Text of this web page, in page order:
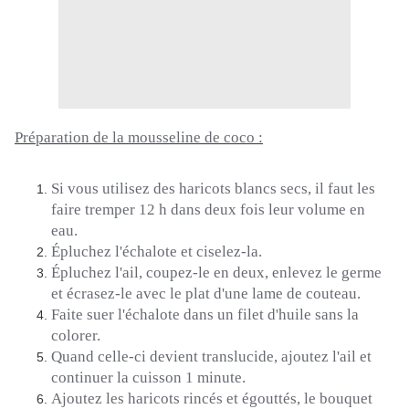
Préparation de la mousseline de coco :
Si vous utilisez des haricots blancs secs, il faut les
faire tremper 12 h dans deux fois leur volume en
eau.
Épluchez l'échalote et ciselez-la.
Épluchez l'ail, coupez-le en deux, enlevez le germe
et écrasez-le avec le plat d'une lame de couteau.
Faite suer l'échalote dans un filet d'huile sans la
colorer.
Quand celle-ci devient translucide, ajoutez l'ail et
continuer la cuisson 1 minute.
Ajoutez les haricots rincés et égouttés, le bouquet